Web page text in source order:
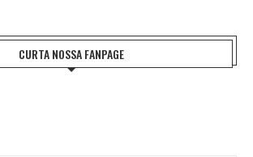
CURTA NOSSA FANPAGE